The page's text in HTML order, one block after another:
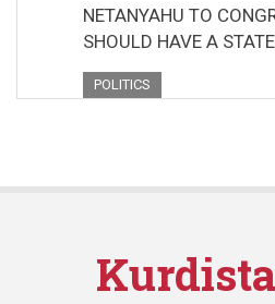
NETANYAHU TO
SHOULD HAVE A STATE
POLITICS